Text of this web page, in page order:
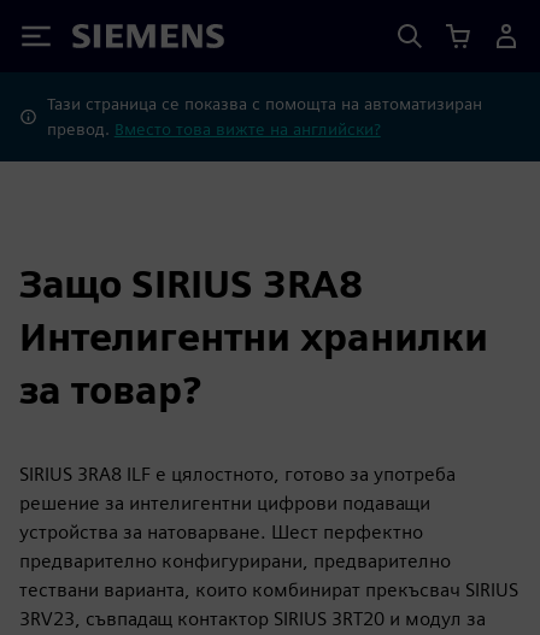
Siemens
Тази страница се показва с помощта на автоматизиран
превод. Вместо това вижте на английски?
Защо SIRIUS 3RA8
Интелигентни хранилки
за товар?
SIRIUS 3RA8 ILF е цялостното, готово за употреба
решение за интелигентни цифрови подаващи
устройства за натоварване. Шест перфектно
предварително конфигурирани, предварително
тествани варианта, които комбинират прекъсвач SIRIUS
3RV23, съвпадащ контактор SIRIUS 3RT20 и модул за